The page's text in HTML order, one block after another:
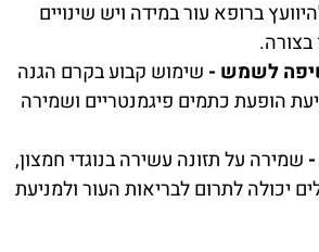
ברופא עור במידה ויש שינויים
בצורה.
לשמש - שימוש קבוע בקרם הגנה
הופעת כתמים פיגמנטריים ושמירה
שמירה על תזונה עשירה בנוגדי חמצון,
יכולה לתרום לבריאות העור ולמניעת